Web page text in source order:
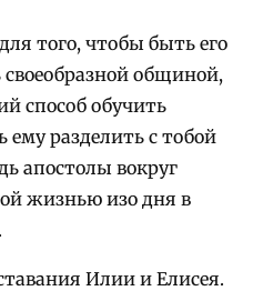
того, чтобы быть его
общиной,
способ обучить
разделить с тобой
апостолы вокруг
жизнью изо дня в
Илии и Елисея.